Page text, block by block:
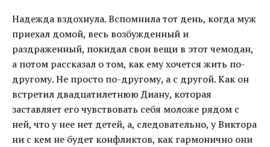
Надежда вздохнула. Вспомнила тот день, когда муж
приехал домой, весь возбужденный и
раздраженный, покидал свои вещи в этот чемодан,
а потом рассказал о том, как ему хочется жить по-
другому. Не просто по-другому, а с другой. Как он
встретил двадцатилетнюю Диану, которая
заставляет его чувствовать себя моложе рядом с
ней, что у нее нет детей, а, следовательно, у Виктора
ни с кем не будет конфликтов, как гармонично они